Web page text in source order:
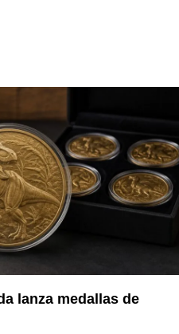
lanza medallas de